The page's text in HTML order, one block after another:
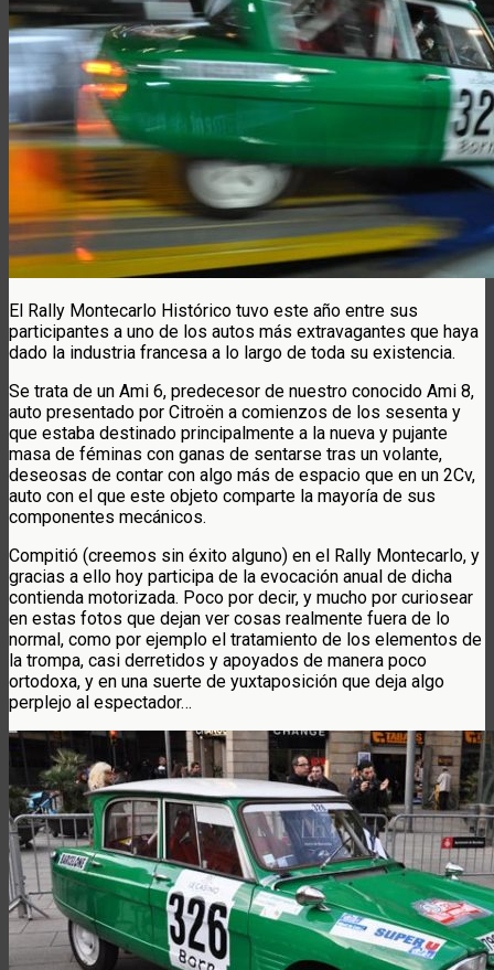
El Rally Montecarlo Histórico tuvo este año entre sus
participantes a uno de los autos más extravagantes que haya
dado la industria francesa a lo largo de toda su existencia.
Se trata de un Ami 6, predecesor de nuestro conocido Ami 8,
auto presentado por Citroën a comienzos de los sesenta y
que estaba destinado principalmente a la nueva y pujante
masa de féminas con ganas de sentarse tras un volante,
deseosas de contar con algo más de espacio que en un 2Cv,
auto con el que este objeto comparte la mayoría de sus
componentes mecánicos.
Compitió (creemos sin éxito alguno) en el Rally Montecarlo, y
gracias a ello hoy participa de la evocación anual de dicha
contienda motorizada. Poco por decir, y mucho por curiosear
en estas fotos que dejan ver cosas realmente fuera de lo
normal, como por ejemplo el tratamiento de los elementos de
la trompa, casi derretidos y apoyados de manera poco
ortodoxa, y en una suerte de yuxtaposición que deja algo
perplejo al espectador…